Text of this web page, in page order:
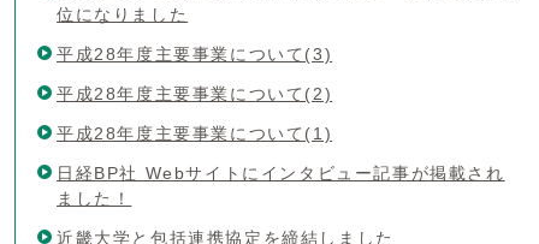
位になりました
平成28年度主要事業について(3)
平成28年度主要事業について(2)
平成28年度主要事業について(1)
日経BP社 Webサイトにインタビュー記事が掲載され
ました！
近畿大学と包括連携協定を締結しました